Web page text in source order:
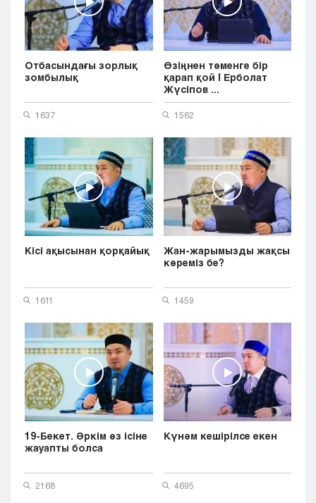
Шымкент
Отбасындағы зорлық
зомбылық
1637
Өзіңнен төменге бір
қарап қой | Ерболат
Жүсіпов ...
1562
Кісі ақысынан қорқайық
1611
Жан-жарымызды жақсы
көреміз бе?
1459
19-Бекет. Әркім өз ісіне
жауапты болса
2168
Күнәм кешірілсе екен
4695